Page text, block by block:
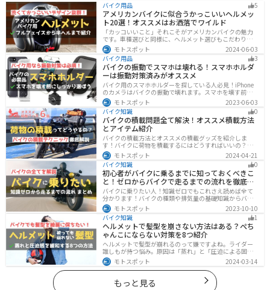
バイク用品 5
アメリカンバイクに似合うかっこいいヘルメッ
ト20選！オススメはお洒落でワイルド
「カッコいいこと」それこそがアメリカンバイクの魅力
です。車種選びと同様に、ヘルメット選びもこだわりた
いところですよね。アメリカンバイクの魅力をもっと引
き立ててくれるオススメのヘルメットを紹介します。
モトスポット
2024-06-03
バイク用品
3
バイクの振動でスマホは壊れる！スマホホルダ
ーは振動対策済みがオススメ
バイク用のスマホホルダーを探している人必見！iPhone
のカメラはバイクの振動で壊れます。スマホを壊す前
に、振動対策がされたスマホホルダーを使うようにしま
しょう。カメラを壊さないための4つの方法とオススメの
スマホホルダーを紹介します。
モトスポット
2023-06-03
バイク知識
0
バイクの積載問題全て解決！オススメ積載方法
とアイテム紹介
バイクの積載方法とオススメの積載グッズを紹介しま
す！バイクに荷物を積載するにはどうすればいいの？と
いう疑問はこれで解決！通勤や日帰りツーリング、キャ
ンプツーリングなど用途別にオススメの積載方法を解説
します！オススメの積載アイテムも紹介するので、バイ
クの積載に悩んでいる方は参考にしてください。
モトスポット
2024-04-21
バイク知識
0
初心者がバイクに乗るまでに知っておくべきこ
と！ゼロからバイクで走るまでの流れを徹底解
説
バイクに乗りたい人！知識ゼロでもこれさえ読めば全て
分かります！バイクの種類や排気量の基礎知識からバイ
クの選び方、免許の取り方、購入、納車、その後のバイ
クライフまで全てサポートします！
モトスポット
2023-10-10
バイク知識
1
ヘルメットで髪型を崩さない方法はある？ぺち
ゃんこにならない対策を8つ紹介
ヘルメットで髪型が崩れるのって嫌ですよね。ライダー
誰しもが持つ悩み。原因は「蒸れ」と「圧迫による固
定」です。原因に対してしっかりと対策すればヘルメッ
トを被っても髪型を崩さなくすることは可能です。今回
はその方法をまとめました。バイクに乗って髪型が崩れ
るのが気になるという人は、参考にしてください。
モトスポット 2024-03-14
もっと見る